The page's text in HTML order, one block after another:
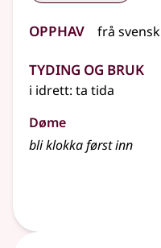
Opphav frå svensk
Tyding og bruk
i idrett: ta tida
Døme
bli klokka først inn